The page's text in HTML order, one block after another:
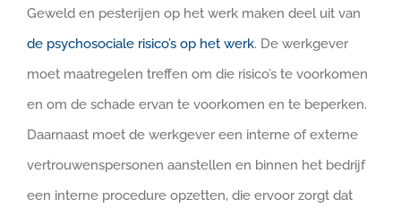
Geweld en pesterijen op het werk maken deel uit van
de psychosociale risico’s op het werk. De werkgever
moet maatregelen treffen om die risico’s te voorkomen
en om de schade ervan te voorkomen en te beperken.
Daarnaast moet de werkgever een interne of externe
vertrouwenspersonen aanstellen en binnen het bedrijf
een interne procedure opzetten, die ervoor zorgt dat